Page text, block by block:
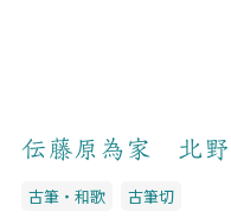
伝藤原為家 北
古筆・和歌 古筆切